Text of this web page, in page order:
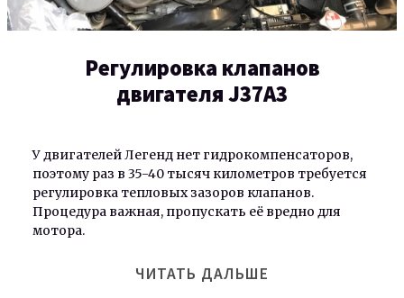
Регулировка клапанов
двигателя J37A3
У двигателей Легенд нет гидрокомпенсаторов,
поэтому раз в 35-40 тысяч километров требуется
регулировка тепловых зазоров клапанов.
Процедура важная, пропускать её вредно для
мотора.
ЧИТАТЬ ДАЛЬШЕ